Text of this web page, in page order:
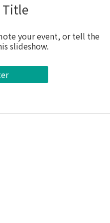
Title
your event, or tell the
slideshow.